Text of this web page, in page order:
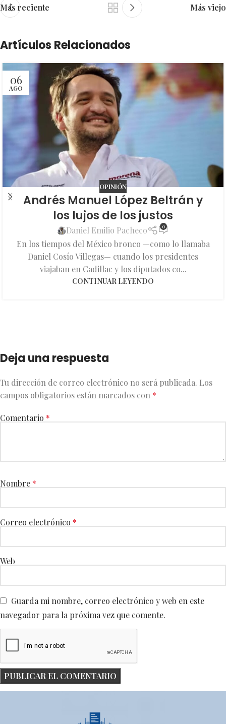
Más reciente Más viejo
Artículos Relacionados
06
AGO
OPINIÓN
Andrés Manuel López Beltrán y
los lujos de los justos
Daniel Emilio Pacheco 0
En los tiempos del México bronco —como lo llamaba
Daniel Cosío Villegas— cuando los presidentes
viajaban en Cadillac y los diputados co...
CONTINUAR LEYENDO
Deja una respuesta
Tu dirección de correo electrónico no será publicada. Los
campos obligatorios están marcados con *
Comentario *
Nombre *
Correo electrónico *
Web
Guarda mi nombre, correo electrónico y web en este
navegador para la próxima vez que comente.